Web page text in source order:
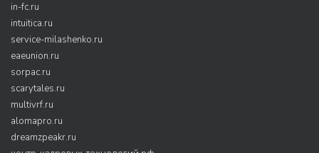
in-fc.ru
intuitica.ru
service-milashenko.ru
eaeunion.ru
sorpac.ru
scarytales.ru
multivrf.ru
alomapro.ru
dreamzpeakr.ru